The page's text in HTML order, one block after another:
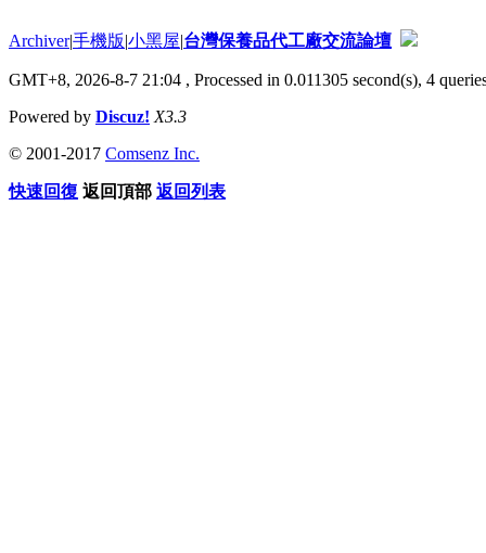
Archiver|手機版|小黑屋|台灣保養品代工廠交流論壇
GMT+8, 2026-8-7 21:04 , Processed in 0.011305 second(s), 4
Powered by Discuz! X3.3
© 2001-2017 Comsenz Inc.
快速回復 返回頂部 返回列表